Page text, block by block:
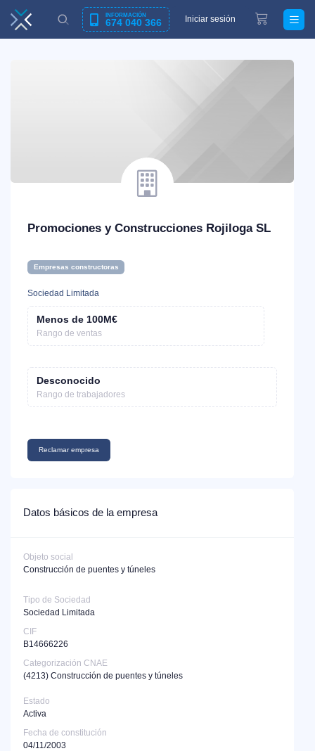
INFORMACIÓN
674 040 366 Iniciar sesión
Promociones y Construcciones Rojiloga SL
Empresas constructoras
Sociedad Limitada
Menos de 100M€
Rango de ventas
Desconocido
Rango de trabajadores
Reclamar empresa
Datos básicos de la empresa
Objeto social
Construcción de puentes y túneles
Tipo de Sociedad
Sociedad Limitada
CIF
B14666226
Categorización CNAE
(4213) Construcción de puentes y túneles
Estado
Activa
Fecha de constitución
04/11/2003